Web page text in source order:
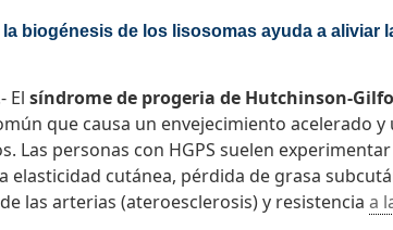
biogénesis de los lisosomas ayuda a aliviar
El síndrome de progeria de Hutchinson-
que causa un envejecimiento acelerado
Las personas con HGPS suelen
elasticidad cutánea, pérdida de grasa
las arterias (ateroesclerosis) y resistencia a